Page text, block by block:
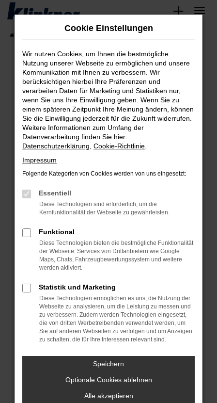
Zum
springen
Fehler: Network Error
Beim Laden ist ein Fehler aufgetreten.
Hier sind ein paar Tipps, die dir helfen können:
Überprüfe deine Firewall und deine
Internetverbindung.
Laden andere Webseiten, zum Beispiel deine
Suchmaschine?
Prüfe deine Browsererweiterungen.
können das Laden bestimmter Seiten
verhindern. Funktioniert die Seite in einem
anderen Browser oder in einem privaten
Starte dein Gerät neu.
Das kann manchmal helfen, vorübergehende
Probleme zu beheben.
Betriebssystem auf dem neuesten Stand
sind.
Veraltete Software birgt nicht nur ein
Sicherheitsrisiko, sondern kann auch dazu
führen, dass bestimmte Funktionen nicht mehr
unterstützt werden.
Wende dich an den Webseitenbetreiber.
Wenn du alle oben genannten Schritte versucht
hast, kontaktiere uns bitte. Wir werden
versuchen, das Problem zu beheben. Du kannst
uns diesen Text schicken, um uns bei der
Cookie Einstellungen
Wir nutzen Cookies, um Ihnen die bestmögliche
Nutzung unserer Webseite zu ermöglichen und unsere
Kommunikation mit Ihnen zu verbessern. Wir
berücksichtigen hierbei Ihre Präferenzen und
verarbeiten Daten für Marketing und Statistiken nur,
wenn Sie uns Ihre Einwilligung geben. Wenn Sie zu
einem späteren Zeitpunkt Ihre Meinung ändern, können
Sie die Einwilligung jederzeit für die Zukunft widerrufen.
Weitere Informationen zum Umfang der
Datenverarbeitung finden Sie hier:
Datenschutzerklärung Cookie-Richtlinie
Impressum
Folgende Kategorien von Cookies werden von uns eingesetzt:
Essentiell
Diese Technologien sind erforderlich, um die
Kernfunktionalität der Webseite zu gewährleisten.
Funktional
Diese Technologien bieten die bestmögliche Funktionalität
der Webseite. Services von Drittanbietern wie Google
Maps, Chats, Fahrzeugbewertungssystem und weitere
werden aktiviert.
Statistik und Marketing
Diese Technologien ermöglichen es uns, die Nutzung der
Webseite zu analysieren, um die Leistung zu messen und
zu verbessern. Zudem werden Technologien eingesetzt,
die von dritten Werbetreibenden verwendet werden, um
Sie auf anderen Webseiten zu verfolgen und um Anzeigen
zu schalten, die für Ihre Interessen relevant sind.
Speichern
Optionale Cookies ablehnen
Alle akzeptieren